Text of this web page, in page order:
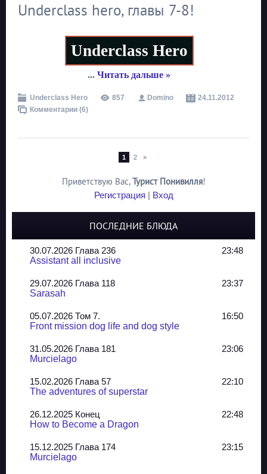
Underclass hero, главы 7-8!
Underclass Hero
... Читать дальше »
Underclass Hero 857 Domino
24.11.2012
Комментарии (6)
1 2 »
Приветствую Вас,Турист Понивилля!
Регистрация | Вход
ПОСЛЕДНИЕ БЛЮДА
30.07.2026 Глава 236
23:48
Assistant all inclusive
29.07.2026 Глава 118
23:37
Sarasah
05.07.2026 Том 7.
16:50
Front mission dog life and dog style
31.05.2026 Глава 181
23:06
Murcielago
15.02.2026 Глава 57
22:10
The adventures of superstar
26.12.2025 Конец
22:48
How to Become a Dragon
15.12.2025 Глава 174
23:15
Murcielago